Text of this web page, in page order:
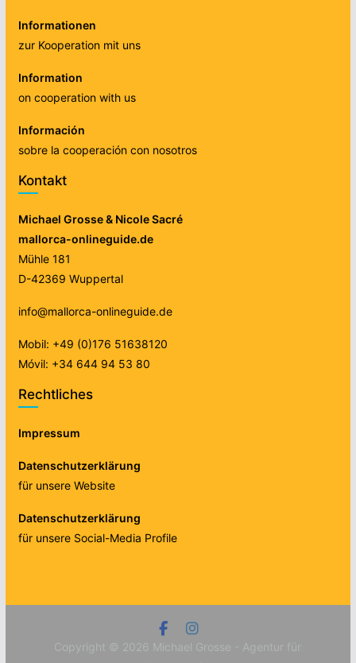
Informationen
zur Kooperation mit uns
Information
on cooperation with us
Información
sobre la cooperación con nosotros
Kontakt
Michael Grosse & Nicole Sacré
mallorca-onlineguide.de
Mühle 181
D-42369 Wuppertal
info@mallorca-onlineguide.de
Mobil: +49 (0)176 51638120
Móvil: +34 644 94 53 80
Rechtliches
Impressum
Datenschutzerklärung
für unsere Website
Datenschutzerklärung
für unsere Social-Media Profile
Copyright © 2026 Michael Grosse - Agentur für